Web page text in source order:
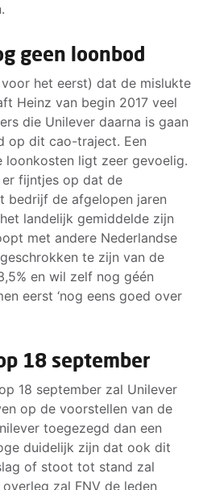
geen loonbod
het eerst) dat de mislukte
Heinz van begin 2017 veel
die Unilever daarna is gaan
op dit cao-traject. Een
loonkosten ligt zeer gevoelig.
fijntjes op dat de
bedrijf de afgelopen jaren
landelijk gemiddelde zijn
met andere Nederlandse
te zijn van de
en wil zelf nog géén
eerst ‘nog eens goed over
18 september
18 september zal Unilever
op de voorstellen van de
toegezegd dan een
duidelijk zijn dat ook dit
of stoot tot stand zal
zal FNV de leden